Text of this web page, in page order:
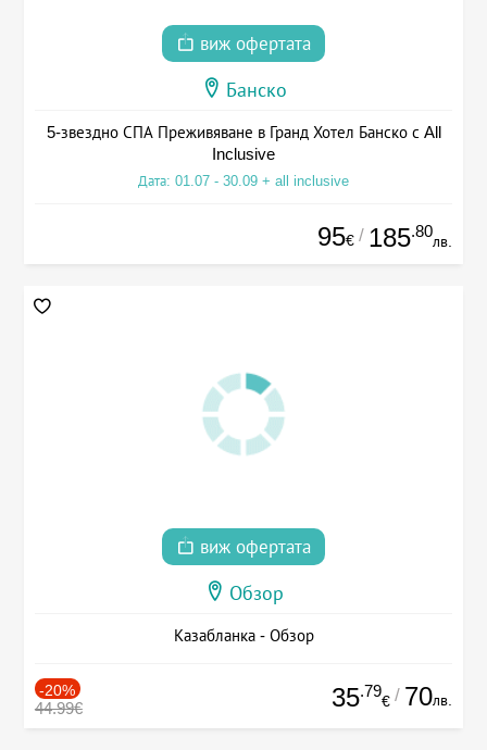
виж офертата
Банско
5-звездно СПА Преживяване в Гранд Хотел Банско с All
Inclusive
Дата: 01.07 - 30.09 + all inclusive
95€ / 185.80
лв.
виж офертата
Обзор
Казабланка - Обзор
-20%
44.99€ 35.79
€ / 70лв.